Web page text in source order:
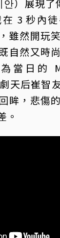
）展現了
3 秒內
雖然開玩
自然又時
當日的
天后崔智
眸，悲傷
。